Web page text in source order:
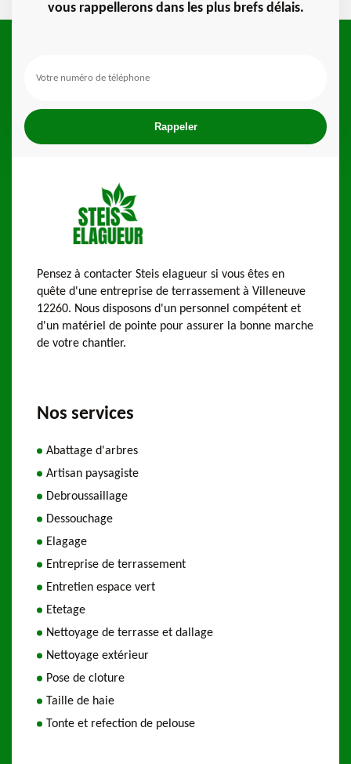
vous rappellerons dans les plus brefs délais.
Pensez à contacter Steis elagueur si vous êtes en
quête d'une entreprise de terrassement à Villeneuve
12260. Nous disposons d'un personnel compétent et
d'un matériel de pointe pour assurer la bonne marche
de votre chantier.
Nos services
Abattage d'arbres
Artisan paysagiste
Debroussaillage
Dessouchage
Elagage
Entreprise de terrassement
Entretien espace vert
Etetage
Nettoyage de terrasse et dallage
Nettoyage extérieur
Pose de cloture
Taille de haie
Tonte et refection de pelouse